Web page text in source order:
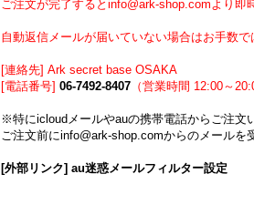
ご注文が完了するとinfo@ark-shop.comより即
自動返信メールが届いていない場合はお手数
[連絡先] Ark secret base OSAKA
[電話番号] 06-7492-8407 （営業時間 12:00～
※特にicloudメールやauの携帯電話からご注文
ご注文前にinfo@ark-shop.comからのメールを
[外部リンク] au迷惑メールフィルター設定